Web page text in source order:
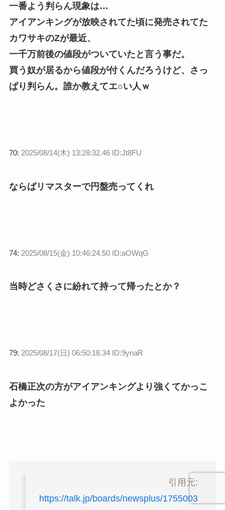
一番よう判らん現象は…
アイアンキングが放映されてた頃に発売されてた
カワサキのZが最近、
一千万前後の値段がついていたと言う事だ。
買う奴が居るから値段が付くんだろうけど、さっ
ぱり判らん。誰か教えてエ○い人ｗ
70: 2025/08/14(木) 13:28:32.46 ID:Jt8FU
ならばリマスターで円盤売ってくれ
74: 2025/08/15(金) 10:46:24.50 ID:aOWqG
当時どさくさに紛れて持って帰ったとか？
79: 2025/08/17(日) 06:50:18.34 ID:9ynaR
石橋正次の方がアイアンキングより強くてかっこ
よかった
引用元:
https://talk.jp/boards/newsplus/1755003